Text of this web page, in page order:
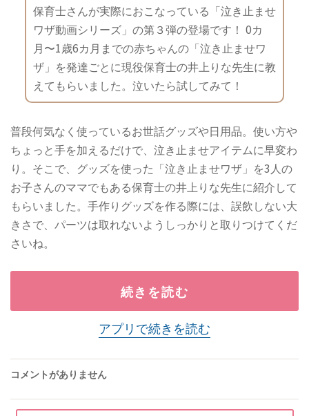
保育士さんが実際におこなっている「泣き止ませ
ワザ動画シリーズ」の第３弾の登場です！ 0カ
月〜1歳6カ月までの赤ちゃんの「泣き止ませワ
ザ」を発達ごとに現役保育士の井上りな先生に教
えてもらいました。泣いたら試してみて！
普段何気なく使っているお世話グッズや日用品。使い方や
ちょっと手を加えるだけで、泣き止ませアイテムに早変わ
り。そこで、グッズを使った「泣き止ませワザ」を3人の
お子さんのママでもある保育士の井上りな先生に紹介して
もらいました。手作りグッズを作る際には、誤飲しない大
きさで、パーツは取れないようしっかりと取りつけてくだ
さいね。
続きを読む
アプリで続きを読む
コメントがありません